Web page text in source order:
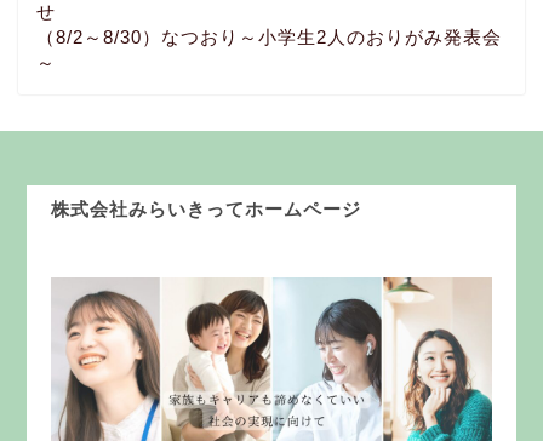
せ
（8/2～8/30）なつおり～小学生2人のおりがみ発表会
～
株式会社みらいきってホームページ